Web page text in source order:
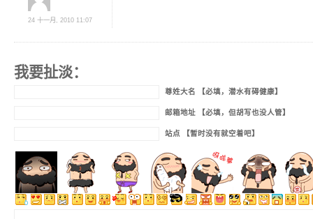
24 十一月, 2010 11:07
我要扯淡：
尊姓大名 【必填，潜水有碍健康】
邮箱地址 【必填，但胡写也没人管】
站点 【暂时没有就空着吧】